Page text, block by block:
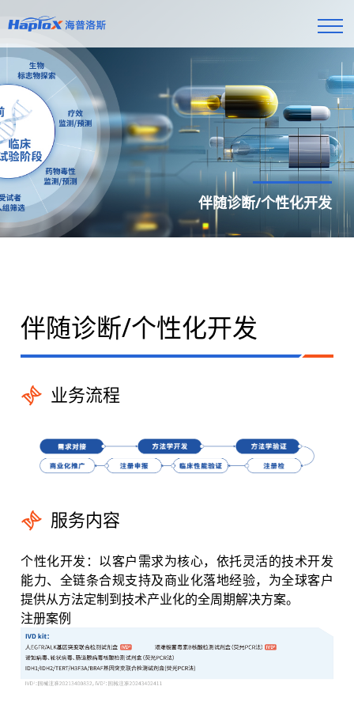
伴随诊断/个性化开发
伴随诊断/个性化开发
业务流程
服务内容
个性化开发：以客户需求为核心，依托灵活的技术开发
能力、全链条合规支持及商业化落地经验，为全球客户
提供从方法定制到技术产业化的全周期解决方案。
注册案例